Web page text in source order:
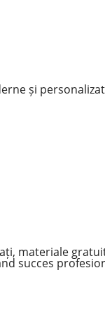
și
materiale
succes